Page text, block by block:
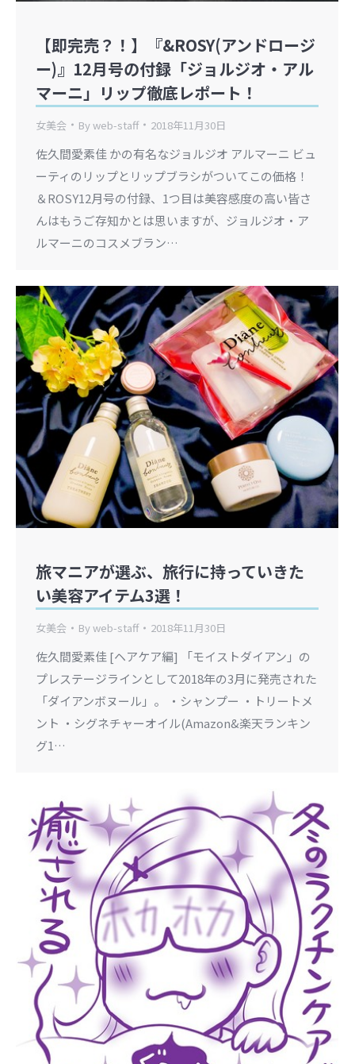
【即完売？！】『&ROSY(アンドロージ
ー)』12月号の付録「ジョルジオ・アル
マーニ」リップ徹底レポート！
女美会 Byweb-staff 2018年11月30日
佐久間愛素佳 かの有名なジョルジオ アルマーニ ビュ
ーティのリップとリップブラシがついてこの価格！
＆ROSY12月号の付録、1つ目は美容感度の高い皆さ
んはもうご存知かとは思いますが、ジョルジオ・ア
ルマーニのコスメブラン…
旅マニアが選ぶ、旅行に持っていきた
い美容アイテム3選！
女美会 Byweb-staff 2018年11月30日
佐久間愛素佳 [ヘアケア編] 「モイストダイアン」の
プレステージラインとして2018年の3月に発売された
「ダイアンボヌール」。 ・シャンプー ・トリートメ
ント ・シグネチャーオイル(Amazon&楽天ランキン
グ1…